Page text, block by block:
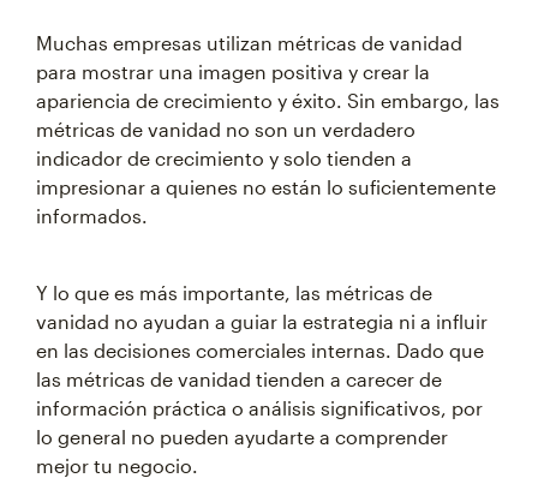
Muchas empresas utilizan métricas de vanidad
para mostrar una imagen positiva y crear la
apariencia de crecimiento y éxito. Sin embargo, las
métricas de vanidad no son un verdadero
indicador de crecimiento y solo tienden a
impresionar a quienes no están lo suficientemente
informados.
Y lo que es más importante, las métricas de
vanidad no ayudan a guiar la estrategia ni a influir
en las decisiones comerciales internas. Dado que
las métricas de vanidad tienden a carecer de
información práctica o análisis significativos, por
lo general no pueden ayudarte a comprender
mejor tu negocio.